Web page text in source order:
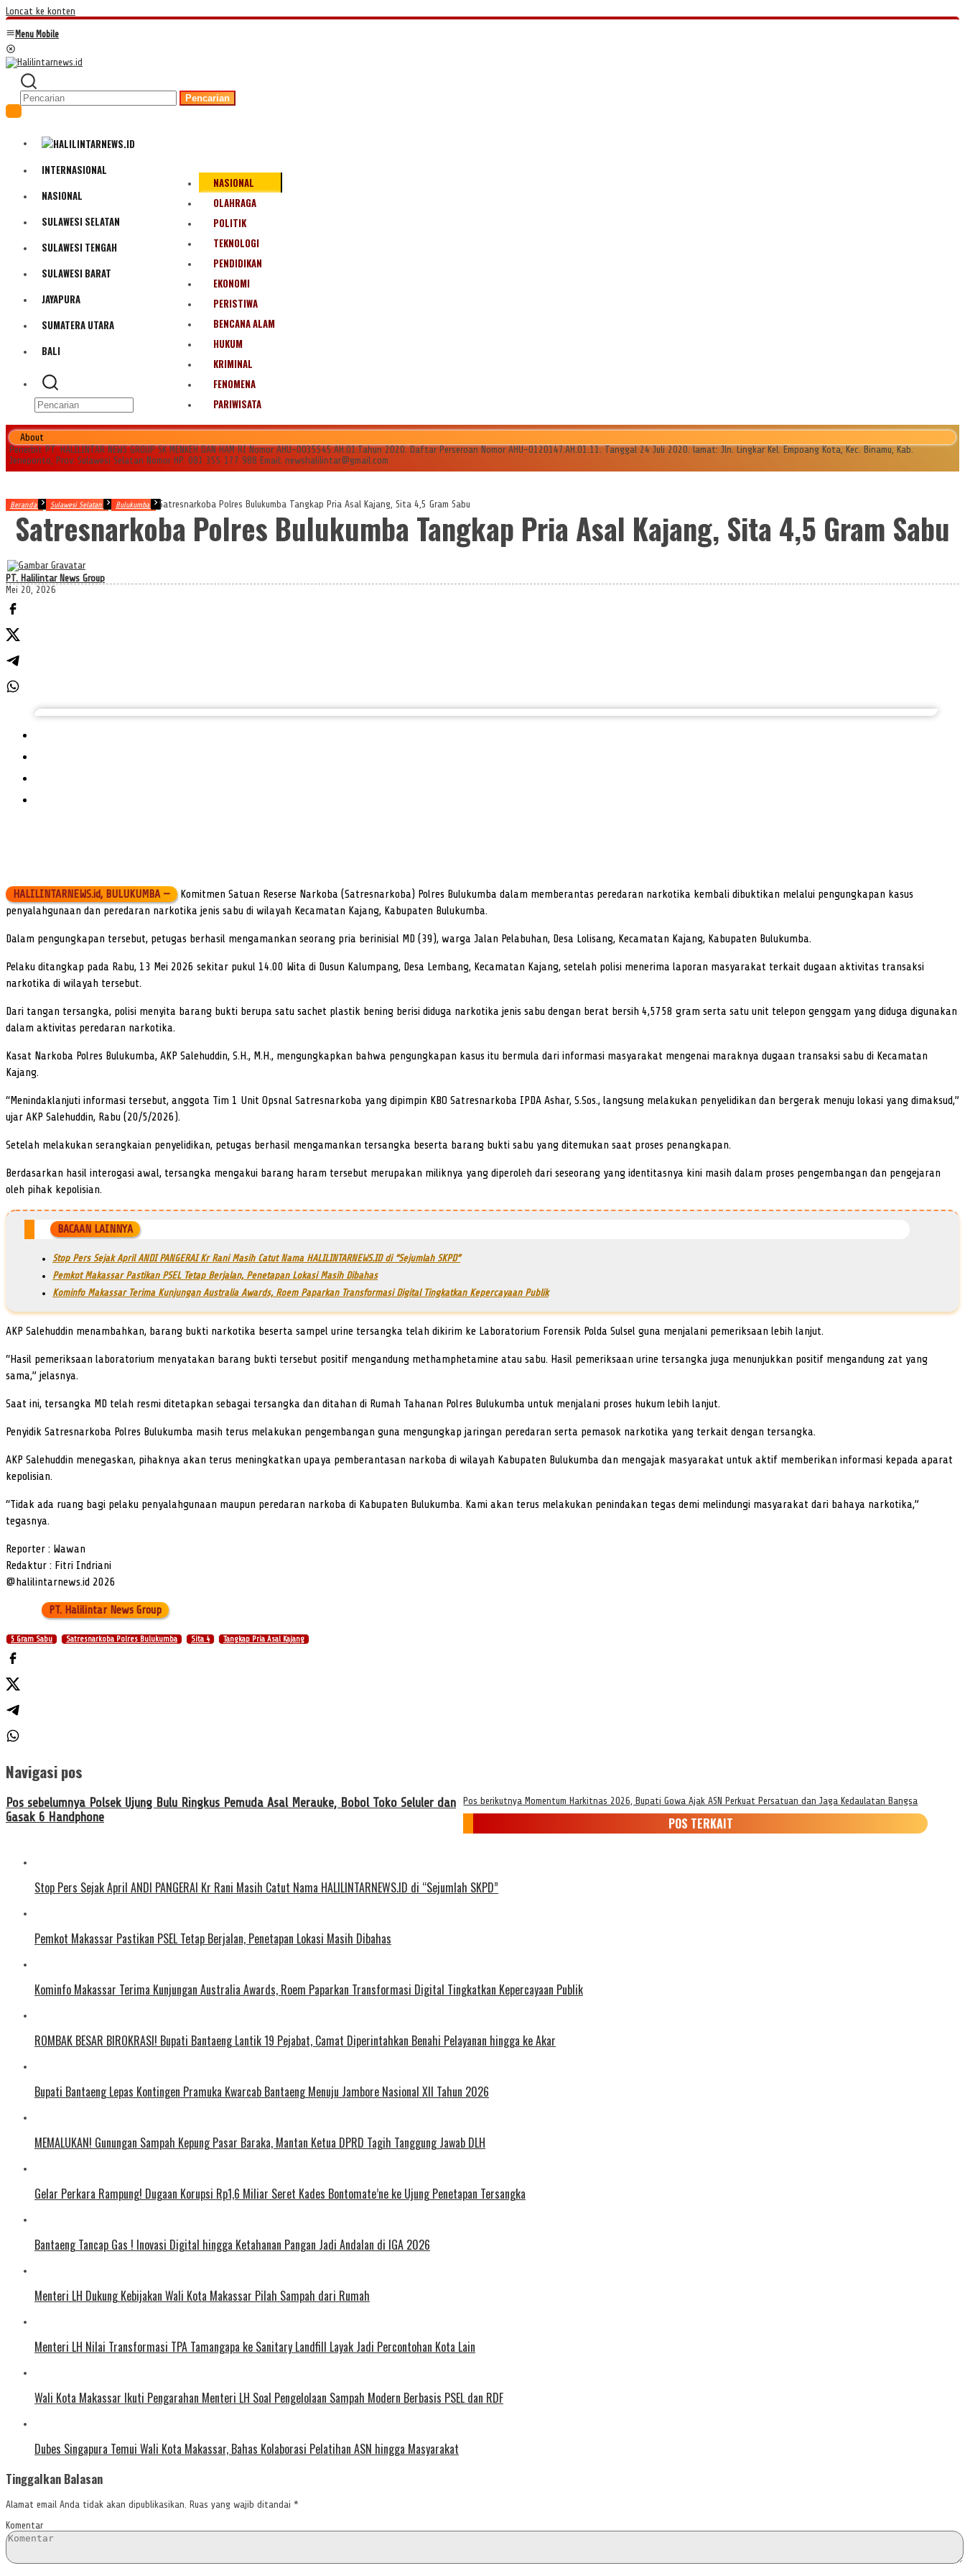
Loncat ke konten
Menu Mobile
Pencarian
INTERNASIONAL
NASIONAL
SULAWESI SELATAN
SULAWESI TENGAH
SULAWESI BARAT
JAYAPURA
SUMATERA UTARA
BALI
NASIONAL
OLAHRAGA
POLITIK
TEKNOLOGI
PENDIDIKAN
EKONOMI
PERISTIWA
BENCANA ALAM
HUKUM
KRIMINAL
FENOMENA
PARIWISATA
About
Penerbit PT. HALILINTAR NEWS GROUP SK MENKEH DAN HAM RI Nomor AHU-0035545.AH.01.Tahun 2020. Daftar Perseroan Nomor AHU-0120147.AH.01.11. Tanggal 24 Juli 2020. lamat: Jln. Lingkar Kel. Empoang Kota, Kec. Binamu, Kab.
Jeneponto, Prov. Sulawesi Selatan Nomor HP. 081 355 177 988 Email: newshalilintar@gmail.com
Beranda Sulawesi Selatan Bulukumba Satresnarkoba Polres Bulukumba Tangkap Pria Asal Kajang, Sita 4,5 Gram Sabu
Satresnarkoba Polres Bulukumba Tangkap Pria Asal Kajang, Sita 4,5 Gram Sabu
PT. Halilintar News Group
Mei 20, 2026
HALILINTARNEWS.id, BULUKUMBA — Komitmen Satuan Reserse Narkoba (Satresnarkoba) Polres Bulukumba dalam memberantas peredaran narkotika kembali dibuktikan melalui pengungkapan kasus
penyalahgunaan dan peredaran narkotika jenis sabu di wilayah Kecamatan Kajang, Kabupaten Bulukumba.
Dalam pengungkapan tersebut, petugas berhasil mengamankan seorang pria berinisial MD (39), warga Jalan Pelabuhan, Desa Lolisang, Kecamatan Kajang, Kabupaten Bulukumba.
Pelaku ditangkap pada Rabu, 13 Mei 2026 sekitar pukul 14.00 Wita di Dusun Kalumpang, Desa Lembang, Kecamatan Kajang, setelah polisi menerima laporan masyarakat terkait dugaan aktivitas transaksi
narkotika di wilayah tersebut.
Dari tangan tersangka, polisi menyita barang bukti berupa satu sachet plastik bening berisi diduga narkotika jenis sabu dengan berat bersih 4,5758 gram serta satu unit telepon genggam yang diduga digunakan
dalam aktivitas peredaran narkotika.
Kasat Narkoba Polres Bulukumba, AKP Salehuddin, S.H., M.H., mengungkapkan bahwa pengungkapan kasus itu bermula dari informasi masyarakat mengenai maraknya dugaan transaksi sabu di Kecamatan
Kajang.
“Menindaklanjuti informasi tersebut, anggota Tim 1 Unit Opsnal Satresnarkoba yang dipimpin KBO Satresnarkoba IPDA Ashar, S.Sos., langsung melakukan penyelidikan dan bergerak menuju lokasi yang dimaksud,”
ujar AKP Salehuddin, Rabu (20/5/2026).
Setelah melakukan serangkaian penyelidikan, petugas berhasil mengamankan tersangka beserta barang bukti sabu yang ditemukan saat proses penangkapan.
Berdasarkan hasil interogasi awal, tersangka mengakui barang haram tersebut merupakan miliknya yang diperoleh dari seseorang yang identitasnya kini masih dalam proses pengembangan dan pengejaran
oleh pihak kepolisian.
BACAAN LAINNYA
Stop Pers Sejak April ANDI PANGERAI Kr Rani Masih Catut Nama HALILINTARNEWS.ID di “Sejumlah SKPD”
Pemkot Makassar Pastikan PSEL Tetap Berjalan, Penetapan Lokasi Masih Dibahas
Kominfo Makassar Terima Kunjungan Australia Awards, Roem Paparkan Transformasi Digital Tingkatkan Kepercayaan Publik
AKP Salehuddin menambahkan, barang bukti narkotika beserta sampel urine tersangka telah dikirim ke Laboratorium Forensik Polda Sulsel guna menjalani pemeriksaan lebih lanjut.
“Hasil pemeriksaan laboratorium menyatakan barang bukti tersebut positif mengandung methamphetamine atau sabu. Hasil pemeriksaan urine tersangka juga menunjukkan positif mengandung zat yang
sama,” jelasnya.
Saat ini, tersangka MD telah resmi ditetapkan sebagai tersangka dan ditahan di Rumah Tahanan Polres Bulukumba untuk menjalani proses hukum lebih lanjut.
Penyidik Satresnarkoba Polres Bulukumba masih terus melakukan pengembangan guna mengungkap jaringan peredaran serta pemasok narkotika yang terkait dengan tersangka.
AKP Salehuddin menegaskan, pihaknya akan terus meningkatkan upaya pemberantasan narkoba di wilayah Kabupaten Bulukumba dan mengajak masyarakat untuk aktif memberikan informasi kepada aparat
kepolisian.
“Tidak ada ruang bagi pelaku penyalahgunaan maupun peredaran narkoba di Kabupaten Bulukumba. Kami akan terus melakukan penindakan tegas demi melindungi masyarakat dari bahaya narkotika,”
tegasnya.
Reporter : Wawan
Redaktur : Fitri Indriani
@halilintarnews.id 2026
PT. Halilintar News Group
5 Gram Sabu Satresnarkoba Polres Bulukumba Sita 4 Tangkap Pria Asal Kajang
Navigasi pos
Pos sebelumnya Polsek Ujung Bulu Ringkus Pemuda Asal Merauke, Bobol Toko Seluler dan
Gasak 6 Handphone
Pos berikutnya Momentum Harkitnas 2026, Bupati Gowa Ajak ASN Perkuat Persatuan dan Jaga Kedaulatan Bangsa
POS TERKAIT
Stop Pers Sejak April ANDI PANGERAI Kr Rani Masih Catut Nama HALILINTARNEWS.ID di “Sejumlah SKPD”
Pemkot Makassar Pastikan PSEL Tetap Berjalan, Penetapan Lokasi Masih Dibahas
Kominfo Makassar Terima Kunjungan Australia Awards, Roem Paparkan Transformasi Digital Tingkatkan Kepercayaan Publik
ROMBAK BESAR BIROKRASI! Bupati Bantaeng Lantik 19 Pejabat, Camat Diperintahkan Benahi Pelayanan hingga ke Akar
Bupati Bantaeng Lepas Kontingen Pramuka Kwarcab Bantaeng Menuju Jambore Nasional XII Tahun 2026
MEMALUKAN! Gunungan Sampah Kepung Pasar Baraka, Mantan Ketua DPRD Tagih Tanggung Jawab DLH
Gelar Perkara Rampung! Dugaan Korupsi Rp1,6 Miliar Seret Kades Bontomate’ne ke Ujung Penetapan Tersangka
Bantaeng Tancap Gas ! Inovasi Digital hingga Ketahanan Pangan Jadi Andalan di IGA 2026
Menteri LH Dukung Kebijakan Wali Kota Makassar Pilah Sampah dari Rumah
Menteri LH Nilai Transformasi TPA Tamangapa ke Sanitary Landfill Layak Jadi Percontohan Kota Lain
Wali Kota Makassar Ikuti Pengarahan Menteri LH Soal Pengelolaan Sampah Modern Berbasis PSEL dan RDF
Dubes Singapura Temui Wali Kota Makassar, Bahas Kolaborasi Pelatihan ASN hingga Masyarakat
Tinggalkan Balasan
Alamat email Anda tidak akan dipublikasikan. Ruas yang wajib ditandai *
Komentar